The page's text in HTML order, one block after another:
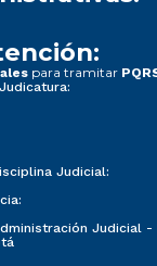
para tramitar
Judicial:
Judicial -